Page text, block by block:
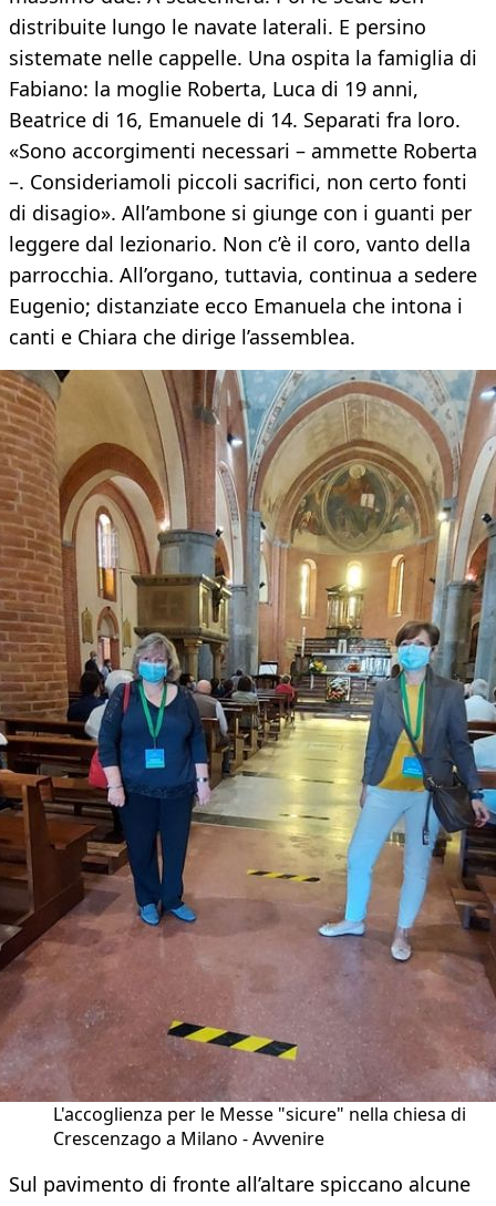
distribuite lungo le navate laterali. E persino
sistemate nelle cappelle. Una ospita la famiglia di
Fabiano: la moglie Roberta, Luca di 19 anni,
Beatrice di 16, Emanuele di 14. Separati fra loro.
«Sono accorgimenti necessari – ammette Roberta
–. Consideriamoli piccoli sacrifici, non certo fonti
di disagio». All’ambone si giunge con i guanti per
leggere dal lezionario. Non c’è il coro, vanto della
parrocchia. All’organo, tuttavia, continua a sedere
Eugenio; distanziate ecco Emanuela che intona i
canti e Chiara che dirige l’assemblea.
L'accoglienza per le Messe "sicure" nella chiesa di
Crescenzago a Milano - Avvenire
Sul pavimento di fronte all’altare spiccano alcune